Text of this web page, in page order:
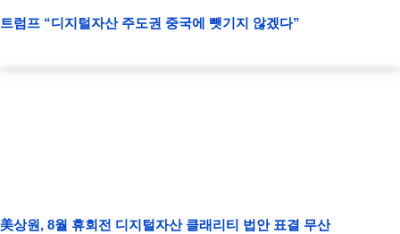
트럼프 “디지털자산 주도권 중국에 뺏기지 않겠다”
美상원, 8월 휴회전 디지털자산 클래리티 법안 표결 무산